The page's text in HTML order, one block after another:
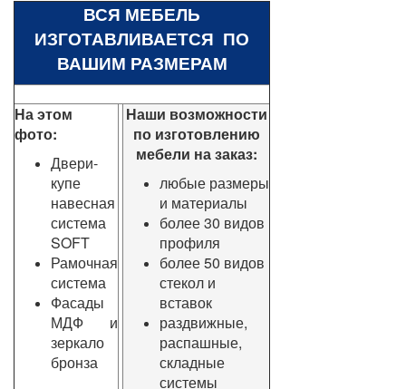
ВСЯ МЕБЕЛЬ
ИЗГОТАВЛИВАЕТСЯ ПО
ВАШИМ РАЗМЕРАМ
На этом
фото:
Двери-
купе
навесная
система
SOFT
Рамочная
система
Фасады
МДФ и
зеркало
бронза
Наши возможности
по изготовлению
мебели на заказ:
любые размеры
и материалы
более 30 видов
профиля
более 50 видов
стекол и
вставок
раздвижные,
распашные,
складные
системы